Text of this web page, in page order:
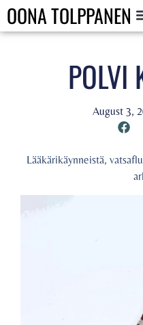
OONA TOLPPANEN
POLVI
August 3,
Lääkärikäynneistä,